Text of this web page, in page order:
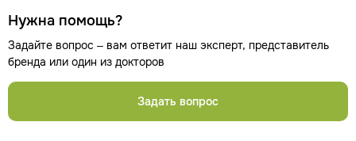
Нужна помощь?
Задайте вопрос – вам ответит наш эксперт, представитель
бренда или один из докторов
Задать вопрос